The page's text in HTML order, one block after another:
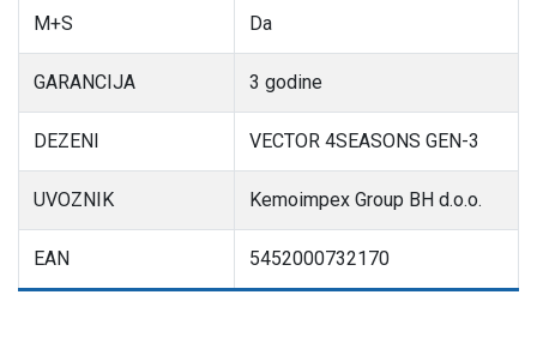
M+S Da
GARANCIJA 3 godine
DEZENI VECTOR 4SEASONS GEN-3
UVOZNIK Kemoimpex Group BH d.o.o.
EAN 5452000732170